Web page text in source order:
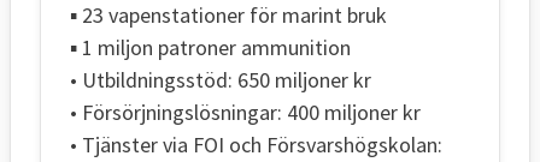
▪ 23 vapenstationer för marint bruk
▪ 1 miljon patroner ammunition
• Utbildningsstöd: 650 miljoner kr
• Försörjningslösningar: 400 miljoner kr
• Tjänster via FOI och Försvarshögskolan: